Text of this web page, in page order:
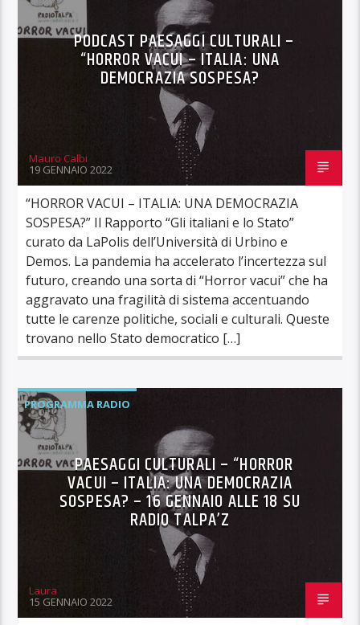
PODCAST PAESAGGI CULTURALI –
“HORROR VACUI – ITALIA: UNA
DEMOCRAZIA SOSPESA?
Mauro Calbi
19 GENNAIO 2022
“HORROR VACUI – ITALIA: UNA DEMOCRAZIA
SOSPESA?” Il Rapporto “Gli italiani e lo Stato”
curato da LaPolis dell’Università di Urbino e
Demos. La pandemia ha accelerato l’incertezza sul
futuro, creando una sorta di “Horror vacui” che ha
aggravato una fragilità di sistema accentuando
tutte le carenze politiche, sociali e culturali. Queste
trovano nello Stato democratico […]
PROGRAMMA RADIO
PAESAGGI CULTURALI – “HORROR
VACUI – ITALIA: UNA DEMOCRAZIA
SOSPESA? – 16 GENNAIO ALLE 18 SU
RADIO TALPA’Z
Laura
15 GENNAIO 2022